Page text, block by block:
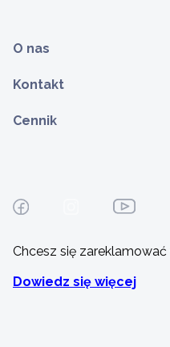
O nas
Kontakt
Cennik
Chcesz się
Dowiedz się więcej